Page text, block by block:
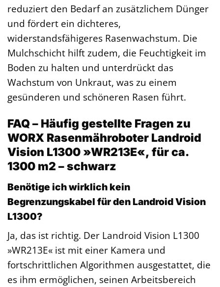
reduziert den Bedarf an zusätzlichem Dünger
und fördert ein dichteres,
widerstandsfähigeres Rasenwachstum. Die
Mulchschicht hilft zudem, die Feuchtigkeit im
Boden zu halten und unterdrückt das
Wachstum von Unkraut, was zu einem
gesünderen und schöneren Rasen führt.
FAQ – Häufig gestellte Fragen zu
WORX Rasenmähroboter Landroid
Vision L1300 »WR213E«, für ca.
1300 m2 – schwarz
Benötige ich wirklich kein
Begrenzungskabel für den Landroid Vision
L1300?
Ja, das ist richtig. Der Landroid Vision L1300
»WR213E« ist mit einer Kamera und
fortschrittlichen Algorithmen ausgestattet, die
es ihm ermöglichen, seinen Arbeitsbereich